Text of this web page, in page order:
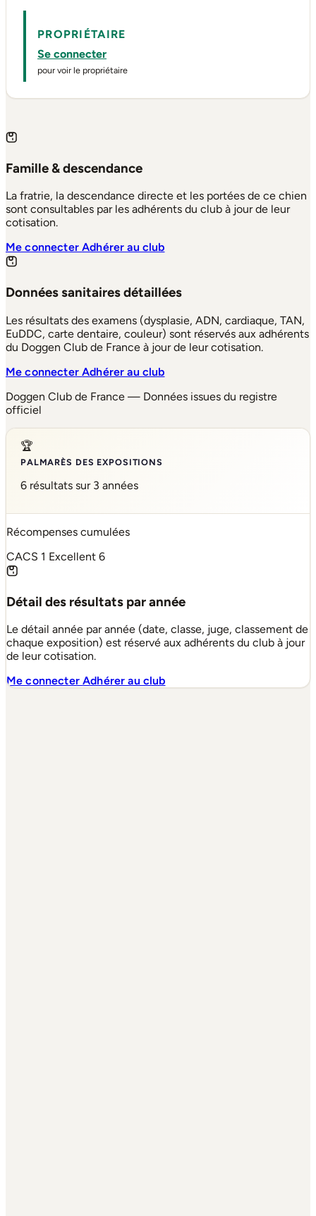
PROPRIÉTAIRE
Se connecter
pour voir le propriétaire
Famille & descendance
La fratrie, la descendance directe et les portées de ce chien
sont consultables par les adhérents du club à jour de leur
cotisation.
Me connecterAdhérer au club
Données sanitaires détaillées
Les résultats des examens (dysplasie, ADN, cardiaque, TAN,
EuDDC, carte dentaire, couleur) sont réservés aux adhérents
du Doggen Club de France à jour de leur cotisation.
Me connecterAdhérer au club
Doggen Club de France — Données issues du registre
officiel
🏆
PALMARÈS DES EXPOSITIONS
6 résultats sur 3 années
Récompenses cumulées
CACS 1 Excellent 6
Détail des résultats par année
Le détail année par année (date, classe, juge, classement de
chaque exposition) est réservé aux adhérents du club à jour
de leur cotisation.
Me connecterAdhérer au club